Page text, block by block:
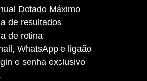
Dotado Máximo
de resultados
de rotina
WhatsApp e ligaão
e senha exclusivo